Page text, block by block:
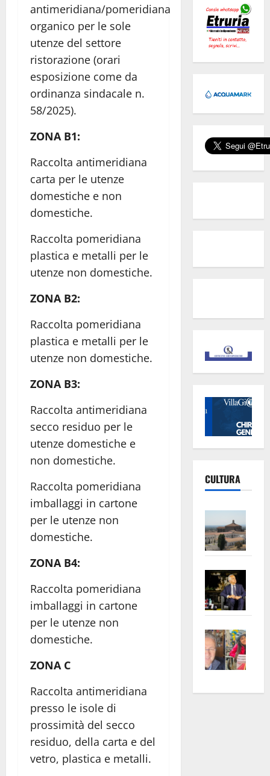
antimeridiana/pomeridiana
organico per le sole
utenze del settore
ristorazione (orari
esposizione come da
ordinanza sindacale n.
58/2025).
ZONA B1:
Raccolta antimeridiana
carta per le utenze
domestiche e non
domestiche.
Raccolta pomeridiana
plastica e metalli per le
utenze non domestiche.
ZONA B2:
Raccolta pomeridiana
plastica e metalli per le
utenze non domestiche.
ZONA B3:
Raccolta antimeridiana
secco residuo per le
utenze domestiche e
non domestiche.
Raccolta pomeridiana
imballaggi in cartone
per le utenze non
domestiche.
ZONA B4:
Raccolta pomeridiana
imballaggi in cartone
per le utenze non
domestiche.
ZONA C
Raccolta antimeridiana
presso le isole di
prossimità del secco
residuo, della carta e del
vetro, plastica e metalli.
CULTURA
euro
apre